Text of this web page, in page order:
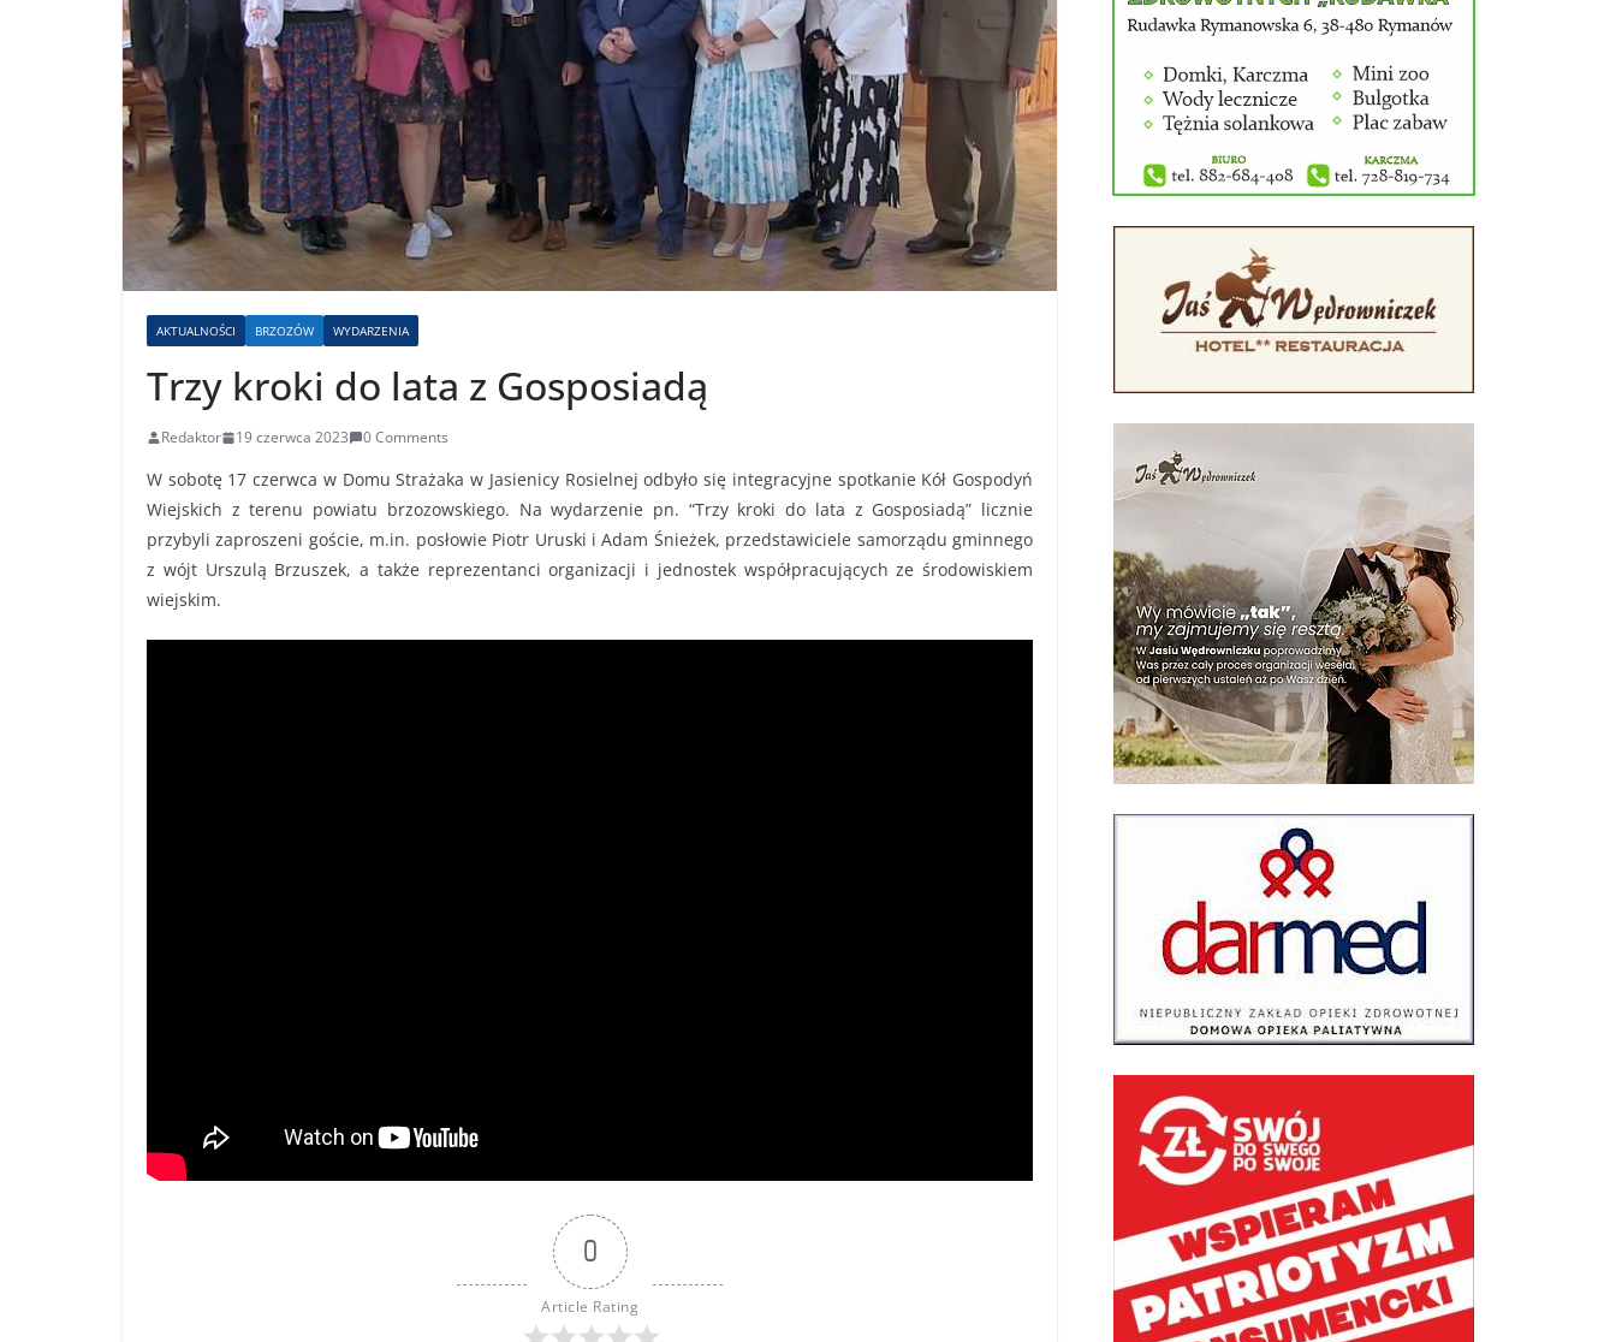
AKTUALNOŚCI BRZOZÓW WYDARZENIA
Trzy kroki do lata z Gosposiadą
Redaktor 19 czerwca 2023 0 Comments
W sobotę 17 czerwca w Domu Strażaka w Jasienicy Rosielnej odbyło się integracyjne spotkanie Kół Gospodyń
Wiejskich z terenu powiatu brzozowskiego. Na wydarzenie pn. “Trzy kroki do lata z Gosposiadą” licznie
przybyli zaproszeni goście, m.in. posłowie Piotr Uruski i Adam Śnieżek, przedstawiciele samorządu gminnego
z wójt Urszulą Brzuszek, a także reprezentanci organizacji i jednostek współpracujących ze środowiskiem
wiejskim.
0
Article Rating